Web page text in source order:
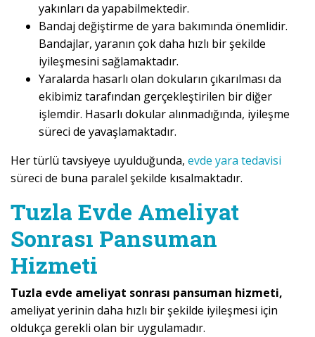
yakınları da yapabilmektedir.
Bandaj değiştirme de yara bakımında önemlidir.
Bandajlar, yaranın çok daha hızlı bir şekilde
iyileşmesini sağlamaktadır.
Yaralarda hasarlı olan dokuların çıkarılması da
ekibimiz tarafından gerçekleştirilen bir diğer
işlemdir. Hasarlı dokular alınmadığında, iyileşme
süreci de yavaşlamaktadır.
Her türlü tavsiyeye uyulduğunda, evde yara tedavisi
süreci de buna paralel şekilde kısalmaktadır.
Tuzla Evde Ameliyat
Sonrası Pansuman
Hizmeti
Tuzla evde ameliyat sonrası pansuman hizmeti,
ameliyat yerinin daha hızlı bir şekilde iyileşmesi için
oldukça gerekli olan bir uygulamadır.